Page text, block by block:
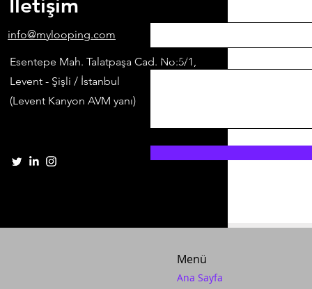
İletişim
info@mylooping.com
Esentepe Mah. Talatpaşa Cad. No:5/1,
Levent - Şişli / İstanbul
(Levent Kanyon AVM yanı)
Message
Menü
Ana Sayfa